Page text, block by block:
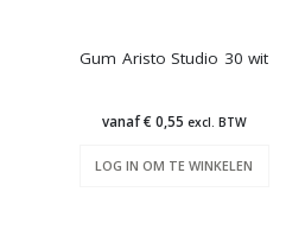
Gum Aristo Studio 30 wit
vanaf € 0,55 excl. BTW
LOG IN OM TE WINKELEN